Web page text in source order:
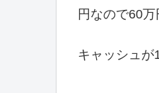
円なので60
キャッシュが